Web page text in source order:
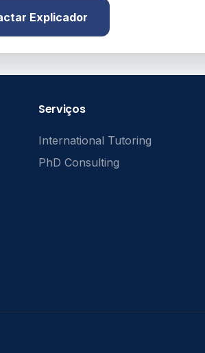
Explicador
Serviços
International Tutoring
PhD Consulting